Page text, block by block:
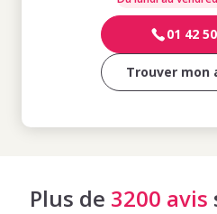
01 42
Trouver mon
Plus de 3200 avis